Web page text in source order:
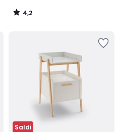
4,2
/
Saldi